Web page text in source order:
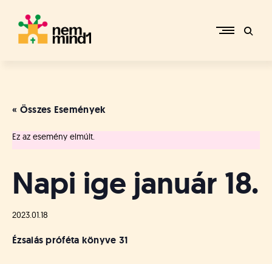
content
p
r
i
R
f
r
« Összes Események
Ez az esemény elmúlt.
Napi ige január 18.
2023.01.18
Ézsaiás próféta könyve 31